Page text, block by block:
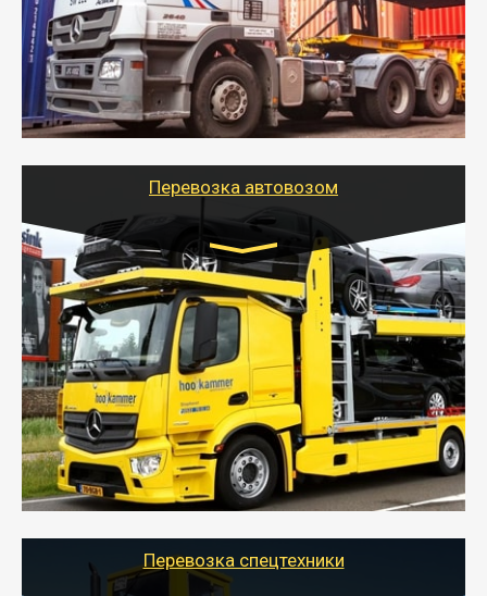
оборудованном транспорте быстро, качественно и
безопасно.
- Наша транспортная компания поможет
организовать доставку в порт и из порта
стандартных контейнеров на контейнеровозе,
шаландах и площадках (открытых кузовах),
используя надежные крепления.
Перевозка автовозом
Цена за км. Рассчитывается
индивидуально
- Перевозка автовозом от Тайгер Логистик – это
быстрый и безопасный способ доставить несколько
легковых автомобилей за одну поездку в другой
город.
- Наша транспортная компания организует доставку
машин автовозом, подобрав оптимальный маршрут с
учетом всех особенности по пути следования.
Перевозка спецтехники